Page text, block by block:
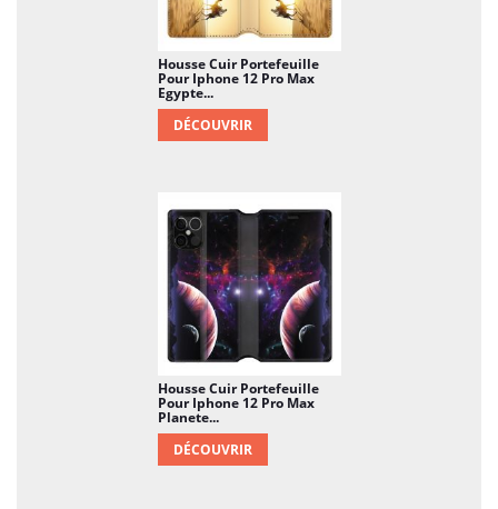
Housse Cuir Portefeuille
Pour Iphone 12 Pro Max
Egypte...
DÉCOUVRIR
Housse Cuir Portefeuille
Pour Iphone 12 Pro Max
Planete...
DÉCOUVRIR